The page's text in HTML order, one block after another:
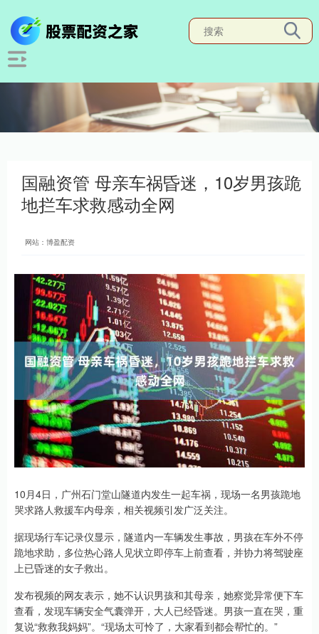
国融资管 母亲车祸昏迷，10岁男孩跪
地拦车求救感动全网
网站：博盈配资
10月4日，广州石门堂山隧道内发生一起车祸，现场一名男孩跪地
哭求路人救援车内母亲，相关视频引发广泛关注。
据现场行车记录仪显示，隧道内一车辆发生事故，男孩在车外不停
跪地求助，多位热心路人见状立即停车上前查看，并协力将驾驶座
上已昏迷的女子救出。
发布视频的网友表示，她不认识男孩和其母亲，她察觉异常便下车
查看，发现车辆安全气囊弹开，大人已经昏迷。男孩一直在哭，重
复说“救救我妈妈”。“现场太可怜了，大家看到都会帮忙的。”